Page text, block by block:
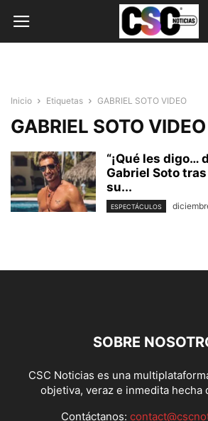
Inicio Etiquetas GABRIEL SOTO VIDEO
GABRIEL SOTO VIDEO
“¡Qué les digo…
Gabriel Soto
su...
ESPECTÁCULOS
SOBRE
CSC Noticias es una
objetiva, veraz e inmedita hecha
Contáctanos: